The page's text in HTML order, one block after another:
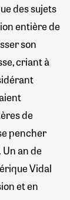
des sujets
entière de
son
criant à
de
pencher
an de
Vidal
et en